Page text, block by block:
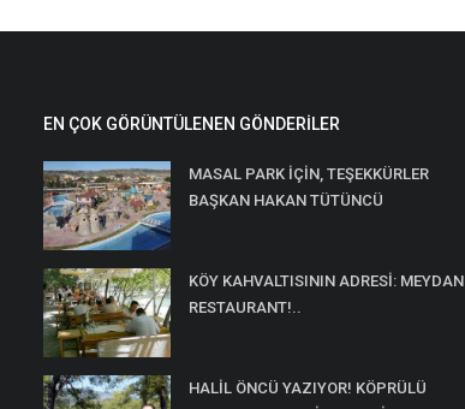
EN ÇOK GÖRÜNTÜLENEN GÖNDERILER
MASAL PARK İÇİN, TEŞEKKÜRLER
BAŞKAN HAKAN TÜTÜNCÜ
KÖY KAHVALTISININ ADRESİ: MEYDAN
RESTAURANT!..
HALİL ÖNCÜ YAZIYOR! KÖPRÜLÜ